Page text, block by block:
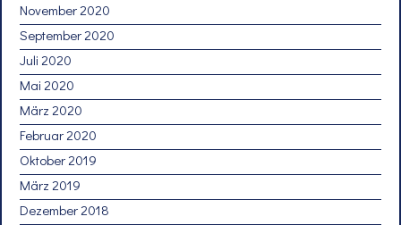
November 2020
September 2020
Juli 2020
Mai 2020
März 2020
Februar 2020
Oktober 2019
März 2019
Dezember 2018